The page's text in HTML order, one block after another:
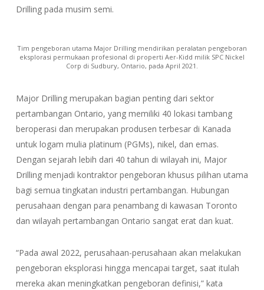
Drilling pada musim semi.
Tim pengeboran utama Major Drilling mendirikan peralatan pengeboran
eksplorasi permukaan profesional di properti Aer-Kidd milik SPC Nickel
Corp di Sudbury, Ontario, pada April 2021.
Major Drilling merupakan bagian penting dari sektor
pertambangan Ontario, yang memiliki 40 lokasi tambang
beroperasi dan merupakan produsen terbesar di Kanada
untuk logam mulia platinum (PGMs), nikel, dan emas.
Dengan sejarah lebih dari 40 tahun di wilayah ini, Major
Drilling menjadi kontraktor pengeboran khusus pilihan utama
bagi semua tingkatan industri pertambangan. Hubungan
perusahaan dengan para penambang di kawasan Toronto
dan wilayah pertambangan Ontario sangat erat dan kuat.
“Pada awal 2022, perusahaan-perusahaan akan melakukan
pengeboran eksplorasi hingga mencapai target, saat itulah
mereka akan meningkatkan pengeboran definisi,” kata